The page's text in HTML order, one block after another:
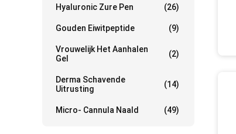
Hyaluronic Zure Pen (26)
Gouden Eiwitpeptide (9)
Vrouwelijk Het Aanhalen
Gel
(2)
Derma Schavende
Uitrusting
(14)
Micro- Cannula Naald (49)